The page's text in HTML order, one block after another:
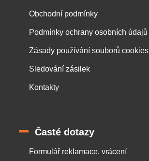
Obchodní podmínky
Podmínky ochrany osobních údajů
Zásady používání souborů cookies
Sledování zásilek
Kontakty
Časté dotazy
Formulář reklamace, vrácení